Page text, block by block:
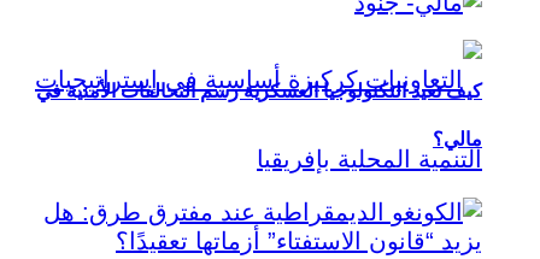
كيف تعيد التكنولوجيا العسكرية رسم التحالفات الأمنية في
مالي؟